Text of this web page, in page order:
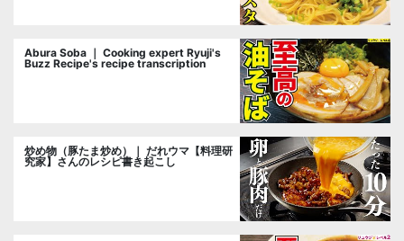
Abura Soba ｜ Cooking expert Ryuji's
Buzz Recipe's recipe transcription
炒め物（豚たま炒め）｜ だれウマ【料理研
究家】さんのレシピ書き起こし